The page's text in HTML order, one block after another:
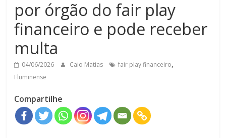
por órgão do fair play
financeiro e pode receber
multa
04/06/2026 Caio Matias fair play financeiro,
Fluminense
Compartilhe